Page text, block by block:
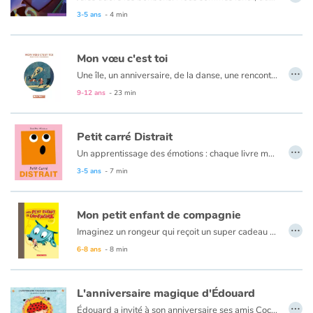
Catalogue anglais
Contraste +
Aide
Accueil
Famille
Écoles
Médiathèques
Vidéos & Tutoriaux
3-5 ans - 4 min
Mon vœu c'est toi
Une île, un anniversaire, de la danse, une rencontre, un vœu et un soupçon de magie. Les ingrédients indispensables pour trouver la force de se surpasser et prendre confiance en soi. Hadrien vient de recevoir la première lettre de sa vie : Sidonie l’invite à danser pour son anniversaire. Il n’osera jamais, il ne sait pas danser. Mais certaines rencontres sont surprenantes, surtout celles que l’on attend pas !
9-12 ans - 23 min
…
Petit carré Distrait
Un apprentissage des émotions : chaque livre met en scène un petit personnage amusant et attachant, qui représente un sentiment ou une attitude. À travers ce personnage à la forme géométrique amusante, le livre traite de notre capacité à apprivoiser et à maîtriser nos émotions.
3-5 ans - 7 min
…
Mon petit enfant de compagnie
Imaginez un rongeur qui reçoit un super cadeau pour son anniversaire : un petit enfant de compagnie ! Convaincu d'être un maître génial, le rongeur passe beaucoup de temps avec son enfant de compagnie. Il n'hésite pas à le sortir de sa cage, à le manipuler dans tous les sens et à le mettre dans son sac d'école... Le petit enfant, lui, ne voit pas du tout ce bonheur du même oeil, et préférerait qu'on le laisse plutôt un peu tranquille !
6-8 ans - 8 min
…
L'anniversaire magique d'Édouard
Édouard a invité à son anniversaire ses amis Coccinella, Mimi, Gaston et Momo. Au cours de cette fête très réussie, Édouard découvre dans son grenier une malle magique qui va exaucer pour chacun d’eux un vœu. Mais ils le savent tous : le plus précieux des trésors c’est l’amitié. L’ouvrage aborde les thématiques de l’amitié au travers de l’entraide, du partage et de la magie. Un ouvrage qui ravira les petits par la fraîcheur des illustrations. …